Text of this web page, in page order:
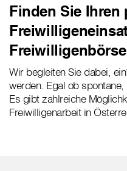
Finden Sie Ihren
Wir begleiten Sie dabei,
werden. Egal ob
Es gibt zahlreiche
Freiwilligenarbeit in